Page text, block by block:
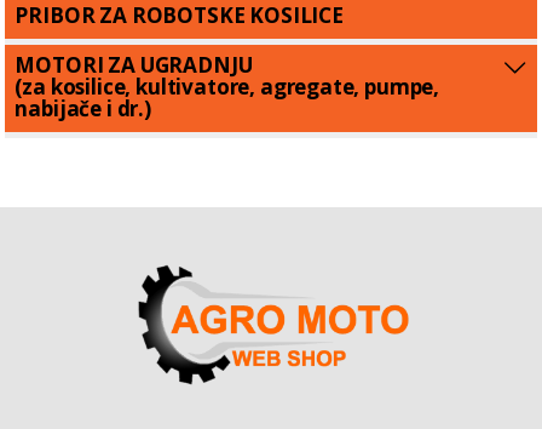
PRIBOR ZA ROBOTSKE KOSILICE
MOTORI ZA UGRADNJU
(za kosilice, kultivatore, agregate, pumpe,
nabijače i dr.)